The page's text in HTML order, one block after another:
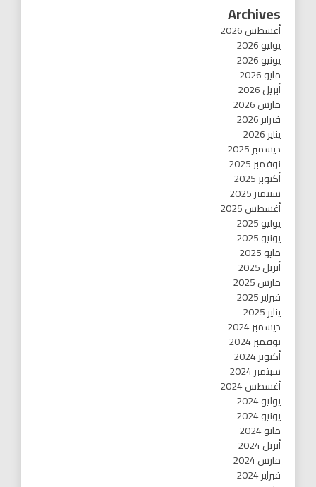
Archives
أغسطس 2026
يوليو 2026
يونيو 2026
مايو 2026
أبريل 2026
مارس 2026
فبراير 2026
يناير 2026
ديسمبر 2025
نوفمبر 2025
أكتوبر 2025
سبتمبر 2025
أغسطس 2025
يوليو 2025
يونيو 2025
مايو 2025
أبريل 2025
مارس 2025
فبراير 2025
يناير 2025
ديسمبر 2024
نوفمبر 2024
أكتوبر 2024
سبتمبر 2024
أغسطس 2024
يوليو 2024
يونيو 2024
مايو 2024
أبريل 2024
مارس 2024
فبراير 2024